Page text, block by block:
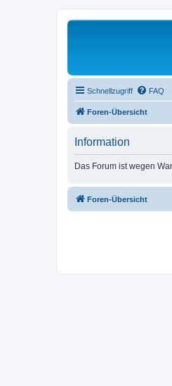
Schnellzugriff FAQ
Foren-Übersicht
Information
Das Forum ist wegen
Foren-Übersicht